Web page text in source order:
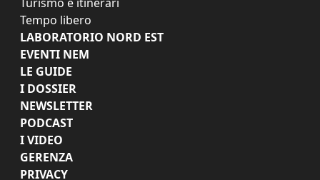
Tempo libero
LABORATORIO NORD EST
EVENTI NEM
LE GUIDE
I DOSSIER
NEWSLETTER
PODCAST
I VIDEO
GERENZA
PRIVACY